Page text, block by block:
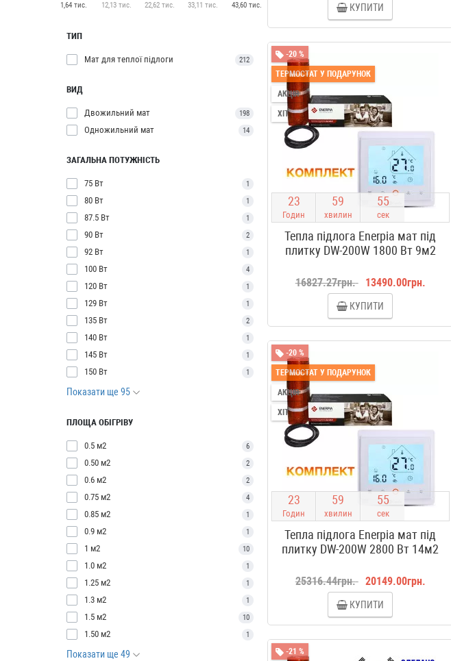
1,64 тис. 12,13 тис. 22,62 тис. 33,11 тис. 43,60 тис.
ТИП
Мат для теплої підлоги 212
ВИД
Двожильний мат 198
Одножильний мат 14
ЗАГАЛЬНА ПОТУЖНІСТЬ
75 Вт 1
80 Вт 1
87.5 Вт 1
90 Вт 2
92 Вт 1
100 Вт 4
120 Вт 1
129 Вт 1
135 Вт 2
140 Вт 1
145 Вт 1
150 Вт 1
Показати ще 95
ПЛОЩА ОБІГРІВУ
0.5 м2 6
0.50 м2 2
0.6 м2 2
0.75 м2 4
0.85 м2 1
0.9 м2 1
1 м2 10
1.0 м2 1
1.25 м2 1
1.3 м2 1
1.5 м2 10
1.50 м2 1
Показати ще 49
КУПИТИ
-20 %
ТЕРМОСТАТ У ПОДАРУНОК
АКЦІЯ
ХІТ
23
Годин
59
хвилин
54
сек
Тепла підлога Enerpia мат під
плитку DW-200W 1800 Вт 9м2
16827.27грн. 13490.00грн.
КУПИТИ
-20 %
ТЕРМОСТАТ У ПОДАРУНОК
АКЦІЯ
ХІТ
23
Годин
59
хвилин
54
сек
Тепла підлога Enerpia мат під
плитку DW-200W 2800 Вт 14м2
25316.44грн. 20149.00грн.
КУПИТИ
-21 %